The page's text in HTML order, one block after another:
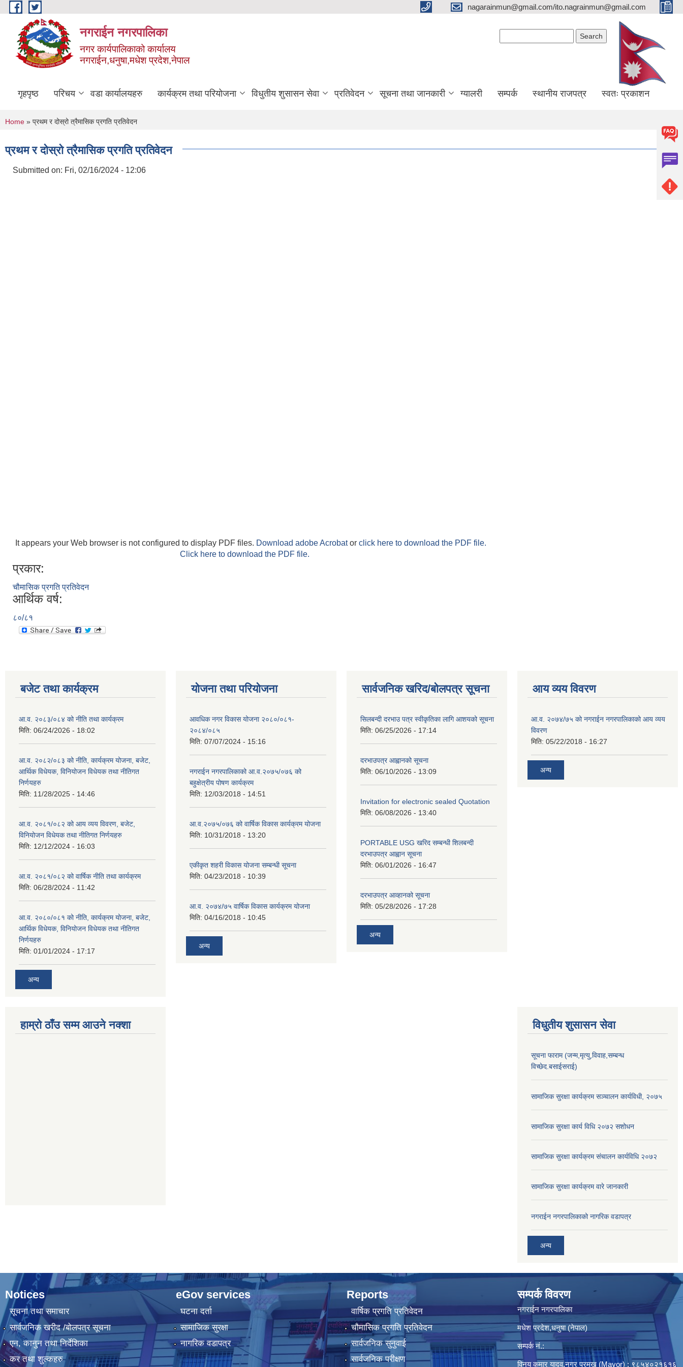
Skip to main content nagarainmun@gmail.com/ito.nagrainmun@gmail.com
नगराईन नगरपालिका
नगर कार्यपालिकाको कार्यालय
नगराईन,धनुषा,मधेश प्रदेश,नेपाल
गृहपृष्ठ परिचय वडा कार्यालयहरु कार्यक्रम तथा परियोजना विधुतीय शुसासन सेवा प्रतिवेदन सूचना तथा जानकारी ग्यालरी सम्पर्क स्थानीय राजपत्र स्वतः प्रकाशन
You are here
Home » प्रथम र दोस्रो त्रैमासिक प्रगति प्रतिवेदन
प्रथम र दोस्रो त्रैमासिक प्रगति प्रतिवेदन
Submitted on: Fri, 02/16/2024 - 12:06
It appears your Web browser is not configured to display PDF files. Download adobe Acrobator click here to download the PDF file.
Click here to download the PDF file.
प्रकार:
चौमासिक प्रगति प्रतिवेदन
आर्थिक वर्ष:
८०/८१
बजेट तथा कार्यक्रम
आ.व. २०८३/०८४ को नीति तथा कार्यक्रम
मिति: 06/24/2026 - 18:02
आ.व. २०८२/०८३ को नीति, कार्यक्रम योजना, बजेट,
आर्थिक विधेयक, विनियोजन विधेयक तथा नीतिगत
निर्णयहरु
मिति: 11/28/2025 - 14:46
आ.व. २०८१/०८२ को आय व्यय विवरण, बजेट,
विनियोजन विधेयक तथा नीतिगत निर्णयहरु
मिति: 12/12/2024 - 16:03
आ.व. २०८१/०८२ को वार्षिक नीति तथा कार्यक्रम
मिति: 06/28/2024 - 11:42
आ.व. २०८०/०८१ को नीति, कार्यक्रम योजना, बजेट,
आर्थिक विधेयक, विनियोजन विधेयक तथा नीतिगत
निर्णयहरु
मिति: 01/01/2024 - 17:17
अन्य
योजना तथा परियोजना
आवधिक नगर विकास योजना २०८०/०८१-
२०८४/०८५
मिति: 07/07/2024 - 15:16
नगराईन नगरपालिकाको आ.व.२०७५/०७६ को
बहुक्षेत्रीय पोषण कार्यक्रम
मिति: 12/03/2018 - 14:51
आ.व.२०७५/०७६ को वार्षिक विकास कार्यक्रम योजना
मिति: 10/31/2018 - 13:20
एकीकृत शहरी विकास योजना सम्बन्धी सूचना
मिति: 04/23/2018 - 10:39
आ.व. २०७४/७५ वार्षिक विकास कार्यक्रम योजना
मिति: 04/16/2018 - 10:45
अन्य
सार्वजनिक खरिद/बोलपत्र सूचना
सिलबन्दी दरभाउ पत्र स्वीकृतिका लागि आशयको सूचना
मिति: 06/25/2026 - 17:14
दरभाउपत्र आह्वानको सूचना
मिति: 06/10/2026 - 13:09
Invitation for electronic sealed Quotation
मिति: 06/08/2026 - 13:40
PORTABLE USG खरिद सम्बन्धी शिलबन्दी
दरभाउपत्र आह्वान सूचना
मिति: 06/01/2026 - 16:47
दरभाउपत्र आव्हानको सूचना
मिति: 05/28/2026 - 17:28
अन्य
आय व्यय विवरण
आ.व. २०७४/७५ को नगराईन नगरपालिकाको आय व्यय
विवरण
मिति: 05/22/2018 - 16:27
अन्य
हाम्रो ठाँउ सम्म आउने नक्शा विधुतीय शुसासन सेवा
सूचना फाराम (जन्म,मृत्यु,विवाह,सम्बन्ध
विच्छेद.बसाईसराई)
सामाजिक सुरक्षा कार्यक्रम सञ्चालन कार्यविधी, २०७५
सामाजिक सुरक्षा कार्य विधि २०७२ स‌शोधन
सामाजिक सुरक्षा कार्यक्रम संचालन कार्यविधि २०७२
सामाजिक सुरक्षा कार्यक्रम वारे जानकारी
नगराईन नगरपालिकाको नागरिक वडापत्र
अन्य
Notices
सूचना तथा समाचार
सार्वजनिक खरीद /बोलपत्र सूचना
एन, कानुन तथा निर्देशिका
कर तथा शुल्कहरु
eGov services
घटना दर्ता
सामाजिक सुरक्षा
नागरिक वडापत्र
Reports
वार्षिक प्रगति प्रतिवेदन
चौमासिक प्रगति प्रतिवेदन
सार्वजनिक सुनुवाई
सार्वजनिक परीक्षण
सम्पर्क विवरण
नगराईन नगरपालिका
मधेश प्रदेश,धनुषा (नेपाल)
सम्पर्क नं.:
विनय कुमार यादव,नगर प्रमुख (Mayor) : ९८५४०२१६१६